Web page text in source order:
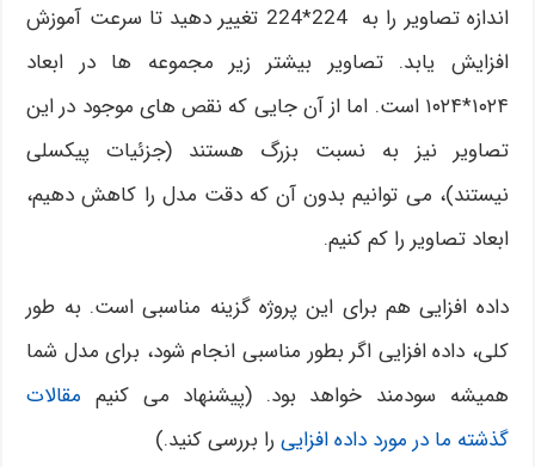
اندازه تصاویر را به 224*224 تغییر دهید تا سرعت آموزش
افزایش یابد. تصاویر بیشتر زیر مجموعه ها در ابعاد
۱۰۲۴*۱۰۲۴ است. اما از آن جایی که نقص های موجود در این
تصاویر نیز به نسبت بزرگ هستند (جزئیات پیکسلی
نیستند)، می توانیم بدون آن که دقت مدل را کاهش دهیم،
ابعاد تصاویر را کم کنیم.
داده افزایی هم برای این پروژه گزینه مناسبی است. به طور
کلی، داده افزایی اگر بطور مناسبی انجام شود، برای مدل شما
همیشه سودمند خواهد بود. (پیشنهاد می کنیم مقالات
گذشته ما در مورد داده افزایی را بررسی کنید.)